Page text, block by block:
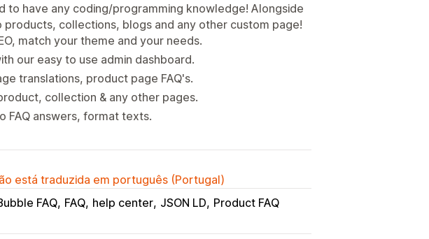
to have any coding/programming knowledge! Alongside
products, collections, blogs and any other custom page!
match your theme and your needs.
our easy to use admin dashboard.
translations, product page FAQ's.
collection & any other pages.
FAQ answers, format texts.
está traduzida em português (Portugal)
FAQ FAQ help center JSON LD Product FAQ